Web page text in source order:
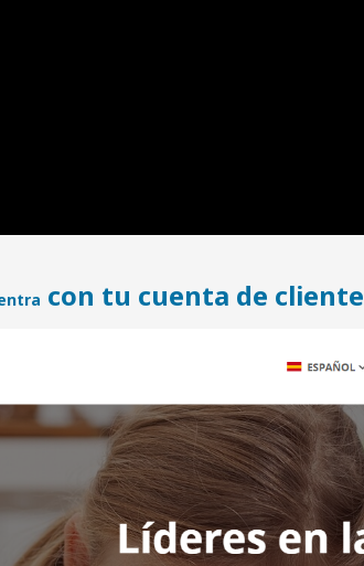
con tu cuenta de cliente